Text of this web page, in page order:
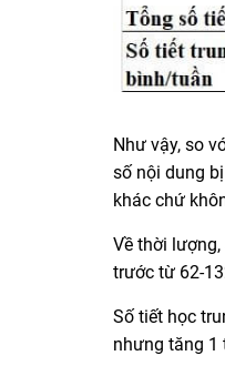
Như vậy, so
số nội dung
khác chứ
Về thời
trước từ 62-
Số tiết học
nhưng tăng 1